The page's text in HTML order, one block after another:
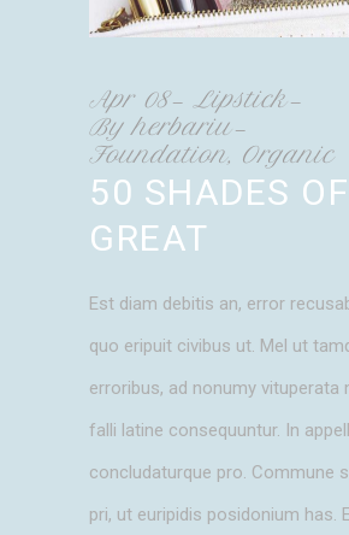
Apr 08
Lipstick
Byherbariu
Foundation, Organic
50 SHADES OF
GREAT
Est diam debitis an, error
quo eripuit civibus ut. Mel ut
erroribus, ad nonumy vituperata
falli latine consequuntur. In
concludaturque pro. Commune
pri, ut euripidis posidonium has.